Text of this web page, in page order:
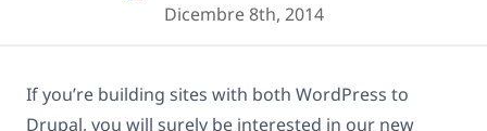
Dicembre 8th, 2014
If you’re building sites with both WordPress to
Drupal, you will surely be interested in our new